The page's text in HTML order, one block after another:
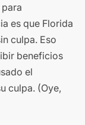
es que Florida
culpa. Eso
beneficios
el
culpa. (Oye,